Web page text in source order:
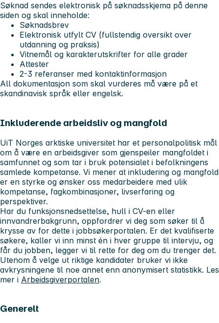
Søknad sendes elektronisk på søknadsskjema på denne
siden og skal inneholde:
Søknadsbrev
Elektronisk utfylt CV (fullstendig oversikt over
utdanning og praksis)
Vitnemål og karakterutskrifter for alle grader
Attester
2-3 referanser med kontaktinformasjon
All dokumentasjon som skal vurderes må være på et
skandinavisk språk eller engelsk.
Inkluderende arbeidsliv og mangfold
UiT Norges arktiske universitet har et personalpolitisk mål
om å være en arbeidsgiver som gjenspeiler mangfoldet i
samfunnet og som tar i bruk potensialet i befolkningens
samlede kompetanse. Vi mener at inkludering og mangfold
er en styrke og ønsker oss medarbeidere med ulik
kompetanse, fagkombinasjoner, livserfaring og
perspektiver.
Har du funksjonsnedsettelse, hull i CV-en eller
innvandrerbakgrunn, oppfordrer vi deg som søker til å
krysse av for dette i jobbsøkerportalen. Er det kvalifiserte
søkere, kaller vi inn minst én i hver gruppe til intervju, og
får du jobben, legger vi til rette for deg om du trenger det.
Utenom å velge ut riktige kandidater bruker vi ikke
avkrysningene til noe annet enn anonymisert statistikk. Les
mer i Arbeidsgiverportalen.
Generelt